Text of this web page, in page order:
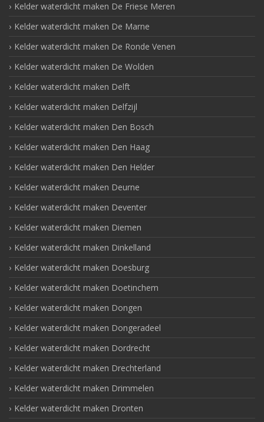
Kelder waterdicht maken De Friese Meren
Kelder waterdicht maken De Marne
Kelder waterdicht maken De Ronde Venen
Kelder waterdicht maken De Wolden
Kelder waterdicht maken Delft
Kelder waterdicht maken Delfzijl
Kelder waterdicht maken Den Bosch
Kelder waterdicht maken Den Haag
Kelder waterdicht maken Den Helder
Kelder waterdicht maken Deurne
Kelder waterdicht maken Deventer
Kelder waterdicht maken Diemen
Kelder waterdicht maken Dinkelland
Kelder waterdicht maken Doesburg
Kelder waterdicht maken Doetinchem
Kelder waterdicht maken Dongen
Kelder waterdicht maken Dongeradeel
Kelder waterdicht maken Dordrecht
Kelder waterdicht maken Drechterland
Kelder waterdicht maken Drimmelen
Kelder waterdicht maken Dronten